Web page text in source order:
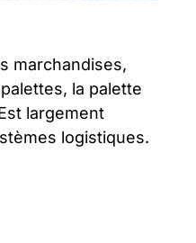
marchandises,
la palette
largement
logistiques.